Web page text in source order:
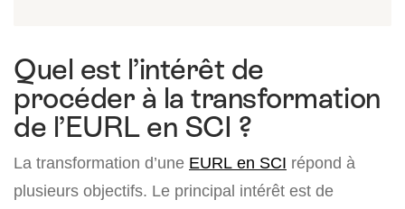
Quel est l’intérêt de
procéder à la transformation
de l’EURL en SCI ?
La transformation d’une EURL en SCI répond à
plusieurs objectifs. Le principal intérêt est de